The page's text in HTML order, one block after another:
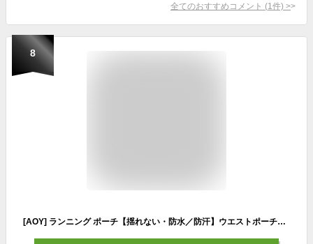
全てのおすすめコメント (1 件) >
8
[AOY] ランニング ポーチ【揺れない・防水／防汗】ウエストポーチ・水筒ポーチ付き・ベルトが調整可能・イヤホンホール付き・大容量・軽量・スマホ対応・夜間活動・ウエストベルト・登山 (ブラック)